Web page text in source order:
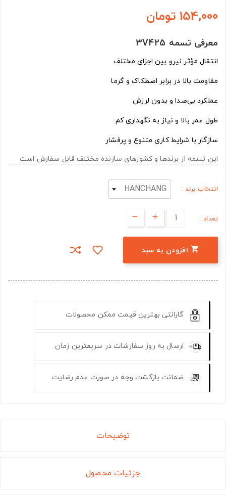
154,000 تومان
معرفی تسمه 3V425
انتقال مؤثر نیرو بین اجزای مختلف
مقاومت بالا در برابر اصطکاک و گرما
عملکرد بی‌صدا و بدون لرزش
طول عمر بالا و نیاز به نگهداری کم
سازگار با شرایط کاری متنوع و پرفشار
این تسمه از برندها و کشورهای سازنده مختلف قابل سفارش است
انتخاب برند :
تعداد :
 افزودن به سبد
گارانتی بهترین قیمت ممکن محصولات
ارسال به روز سفارشات در سریعترین زمان
ضمانت بازگشت وجه در صورت عدم رضایت
توضیحات
جزئیات محصول